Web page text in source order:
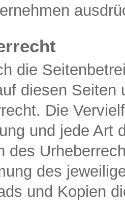
die
diesen Seiten
Die
und jede Art
des
des
und Kopien